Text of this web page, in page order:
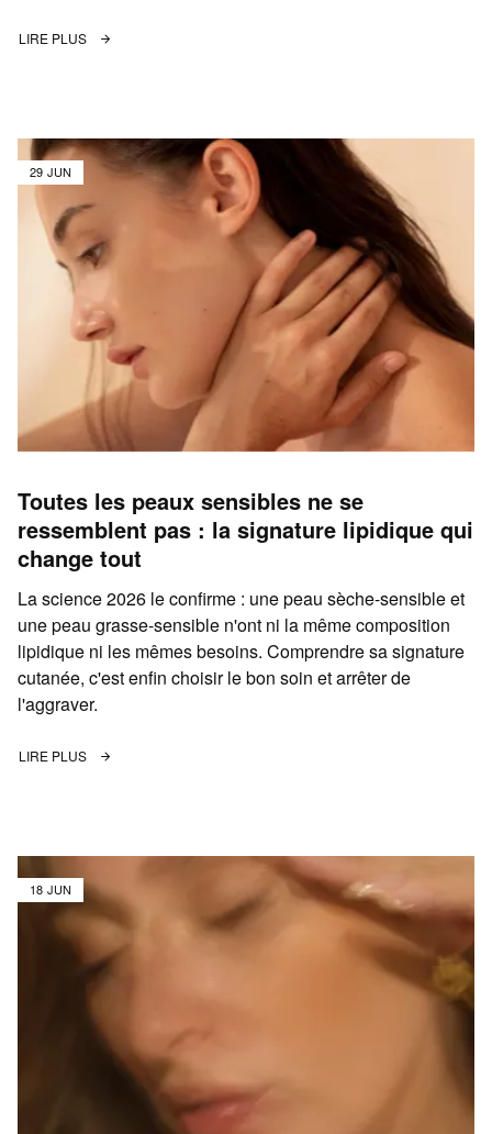
LIRE PLUS
29 JUN
Toutes les peaux sensibles ne se
ressemblent pas : la signature lipidique qui
change tout
La science 2026 le confirme : une peau sèche-sensible et
une peau grasse-sensible n'ont ni la même composition
lipidique ni les mêmes besoins. Comprendre sa signature
cutanée, c'est enfin choisir le bon soin et arrêter de
l'aggraver.
LIRE PLUS
18 JUN